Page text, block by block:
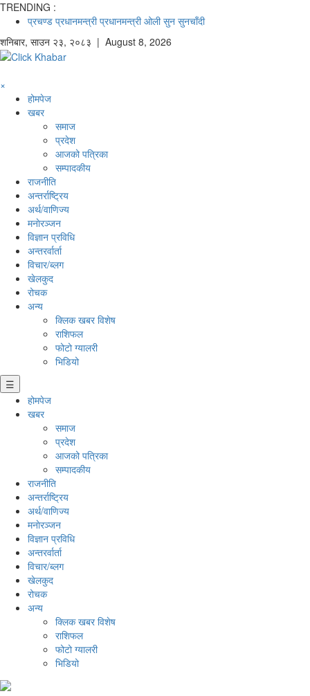
TRENDING :
प्रचण्ड प्रधानमन्त्री प्रधानमन्त्री ओली सुन सुनचाँदी
शनिबार, साउन २३, २०८३ | August 8, 2026
×
होमपेज
खबर
समाज
प्रदेश
आजको पत्रिका
सम्पादकीय
राजनीति
अन्तर्राष्ट्रिय
अर्थ/वाणिज्य
मनाेरञ्जन
विज्ञान प्रविधि
अन्तरर्वार्ता
विचार/ब्लग
खेलकुद
रोचक
अन्य
क्लिक खबर विशेष
राशिफल
फोटो ग्यालरी
भिडियो
☰
होमपेज
खबर
समाज
प्रदेश
आजको पत्रिका
सम्पादकीय
राजनीति
अन्तर्राष्ट्रिय
अर्थ/वाणिज्य
मनाेरञ्जन
विज्ञान प्रविधि
अन्तरर्वार्ता
विचार/ब्लग
खेलकुद
रोचक
अन्य
क्लिक खबर विशेष
राशिफल
फोटो ग्यालरी
भिडियो